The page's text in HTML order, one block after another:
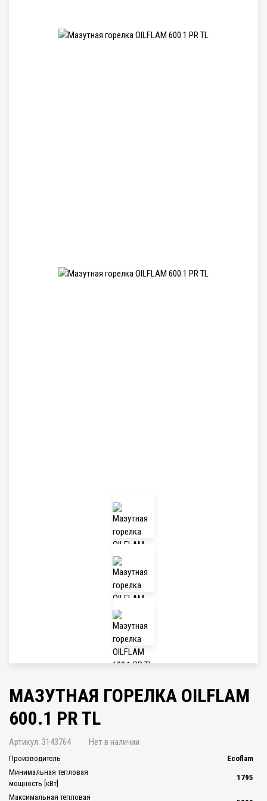
МАЗУТНАЯ ГОРЕЛКА OILFLAM
600.1 PR TL
Артикул: 3143764 Нет в наличии
Производитель
Ecoflam
Минимальная тепловая
мощность [кВт]
1795
Максимальная тепловая